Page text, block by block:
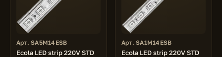
Арт. SA5M14ESB
Ecola LED strip 220V STD
Арт. SA1M14ESB
Ecola LED strip 220V STD